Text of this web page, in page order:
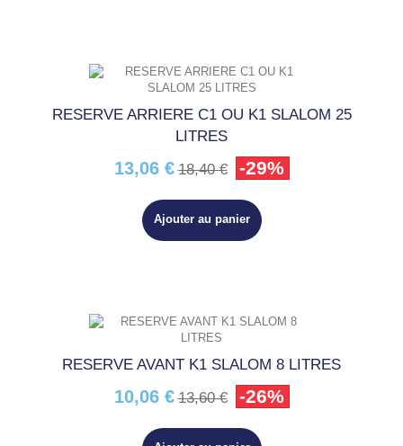
RESERVE ARRIERE C1 OU K1 SLALOM 25
LITRES
13,06 € 18,40 € -29%
Ajouter au panier
RESERVE AVANT K1 SLALOM 8 LITRES
10,06 € 13,60 € -26%